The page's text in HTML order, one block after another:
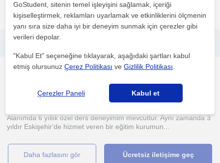
Ücretsiz iletişime geç
Lise
Eskisehir Sehri, Odunpaz...
Alanımda 6 yıllık özel ders deneyimim mevcuttur. Aynı zamanda 3
yıldır Eskişehir'de hizmet veren bir eğitim kurumun...
daha fazlasını gör Ücretsiz iletişime geç
GoStudent, sitenin temel işleyişini sağlamak, içeriği
kişiselleştirmek, reklamları uyarlamak ve etkinliklerini ölçmenin
yanı sıra size daha iyi bir deneyim sunmak için çerezler gibi
verileri depolar.
"Kabul Et" seçeneğine tıklayarak, aşağıdaki şartları kabul
etmiş olursunuzÇerez Politikası veGizlilik Politikası
Çerezler Paneli Kabul et